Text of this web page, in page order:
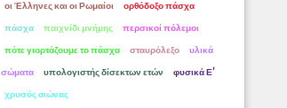
οι Έλληνες και οι Ρωμαίοι
ορθόδοξο πάσχα
πάσχα
παιχνίδι μνήμης
περσικοί πόλεμοι
πότε γιορτάζουμε το πάσχα
σταυρόλεξο
υλικά
σώματα
υπολογιστής δίσεκτων ετών
φυσικά Ε'
χρυσός αιώνας